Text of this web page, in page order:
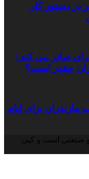
دستور کار
صادر می کند |
چقدر است؟
غرب مازندران برای ایام
صنعتی است و کپی